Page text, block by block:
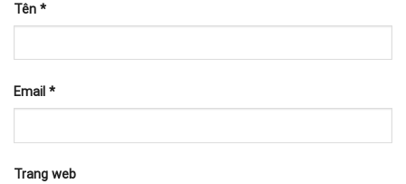
Tên *
Email *
Trang web